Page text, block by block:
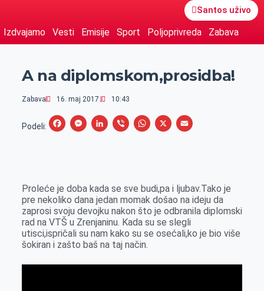
Santos uživo
Izdvajamo Vesti Emisije Sport Poljoprivreda Zabava
A na diplomskom,prosidba!
Zabava 16. maj 2017. 10:43
Podeli:
F
b
o
o
k
M
e
n
g
e
L
e
d
I
n
V
r
W
s
A
p
p
X
E
l
Proleće je doba kada se sve budi,pa i ljubav.Tako je
pre nekoliko dana jedan momak došao na ideju da
zaprosi svoju devojku nakon što je odbranila diplomski
rad na VTŠ u Zrenjaninu. Kada su se slegli
utisci,ispričali su nam kako su se osećali,ko je bio više
šokiran i zašto baš na taj način.